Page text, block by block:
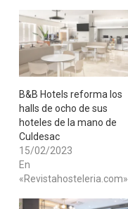
​B&B Hotels reforma los
halls de ocho de sus
hoteles de la mano de
Culdesac
15/02/2023
En
«Revistahosteleria.com»